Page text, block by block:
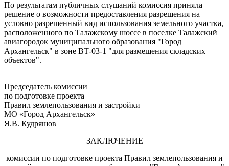
По результатам публичных слушаний комиссия приняла
решение о возможности предоставления разрешения на
условно разрешенный вид использования земельного участка,
расположенного по Талажскому шоссе в поселке Талажский
авиагородок муниципального образования "Город
Архангельск" в зоне ВТ-03-1 "для размещения складских
объектов".
Председатель комиссии
по подготовке проекта
Правил землепользования и застройки
МО «Город Архангельск»
Я.В. Кудряшов
ЗАКЛЮЧЕНИЕ
комиссии по подготовке проекта Правил землепользования и